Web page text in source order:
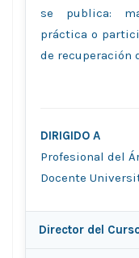
se publica:
práctica o
de recuperación
DIRIGIDO A
Profesional del
Docente
Director del